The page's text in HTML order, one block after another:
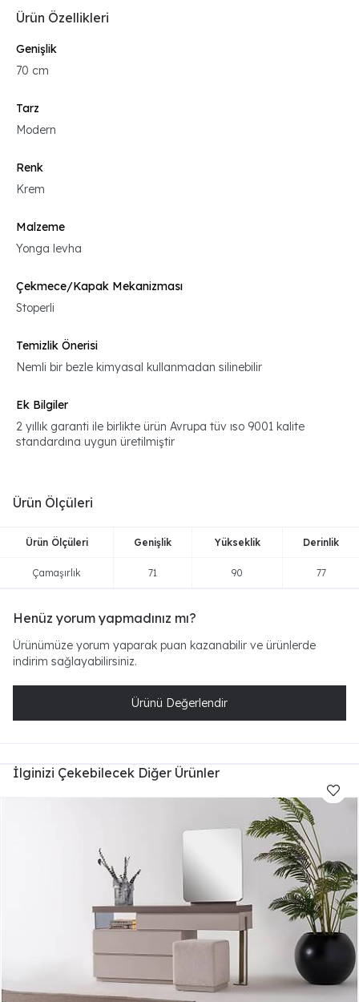
Ürün Özellikleri
Genişlik
70 cm
Tarz
Modern
Renk
Krem
Malzeme
Yonga levha
Çekmece/Kapak Mekanizması
Stoperli
Temizlik Önerisi
Nemli bir bezle kimyasal kullanmadan silinebilir
Ek Bilgiler
2 yıllık garanti ile birlikte ürün Avrupa tüv ıso 9001 kalite
standardına uygun üretilmiştir
Ürün Ölçüleri
Ürün Ölçüleri Genişlik Yükseklik Derinlik
Çamaşırlık 71 90 77
Henüz yorum yapmadınız mı?
Ürünümüze yorum yaparak puan kazanabilir ve ürünlerde
indirim sağlayabilirsiniz.
Ürünü Değerlendir
İlginizi Çekebilecek Diğer Ürünler